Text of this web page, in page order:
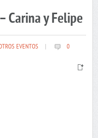
Carina y Felipe
EVENTOS 0